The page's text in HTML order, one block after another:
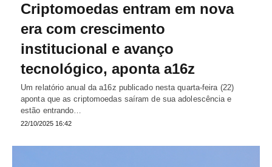
Criptomoedas entram em nova
era com crescimento
institucional e avanço
tecnológico, aponta a16z
Um relatório anual da a16z publicado nesta quarta-feira (22)
aponta que as criptomoedas saíram de sua adolescência e
estão entrando…
22/10/2025 16:42